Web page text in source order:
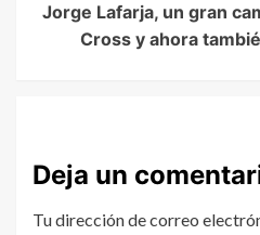
Jorge Lafarja, un gran
Cross y ahora
Deja un
Tu dirección de correo